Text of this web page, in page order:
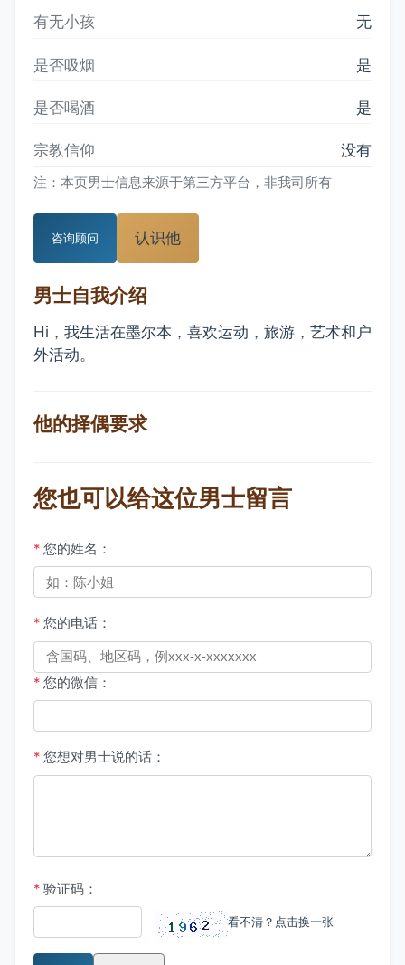
有无小孩 无
是否吸烟 是
是否喝酒 是
宗教信仰 没有
注：本页男士信息来源于第三方平台，非我司所有
咨询顾问 认识他
男士自我介绍
Hi，我生活在墨尔本，喜欢运动，旅游，艺术和户
外活动。
他的择偶要求
您也可以给这位男士留言
* 您的姓名：
* 您的电话：
* 您的微信：
* 您想对男士说的话：
* 验证码：
看不清？点击换一张